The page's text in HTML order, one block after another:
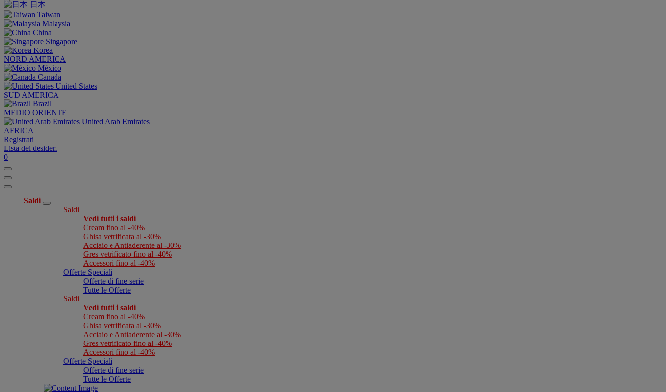
日本
Taiwan
Malaysia
China
Singapore
Korea
NORD AMERICA
México
Canada
United States
SUD AMERICA
Brazil
MEDIO ORIENTE
United Arab Emirates
AFRICA
Registrati
Lista dei desideri
0
Saldi
Saldi
Vedi tutti i saldi
Cream fino al -40%
Ghisa vetrificata al -30%
Acciaio e Antiaderente al -30%
Gres vetrificato fino al -40%
Accessori fino al -40%
Offerte Speciali
Offerte di fine serie
Tutte le Offerte
Saldi
Vedi tutti i saldi
Cream fino al -40%
Ghisa vetrificata al -30%
Acciaio e Antiaderente al -30%
Gres vetrificato fino al -40%
Accessori fino al -40%
Offerte Speciali
Offerte di fine serie
Tutte le Offerte